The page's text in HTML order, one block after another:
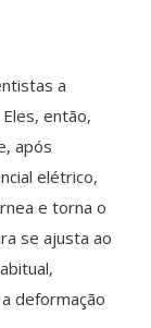
a
então,
após
elétrico,
e torna o
se ajusta ao
deformação